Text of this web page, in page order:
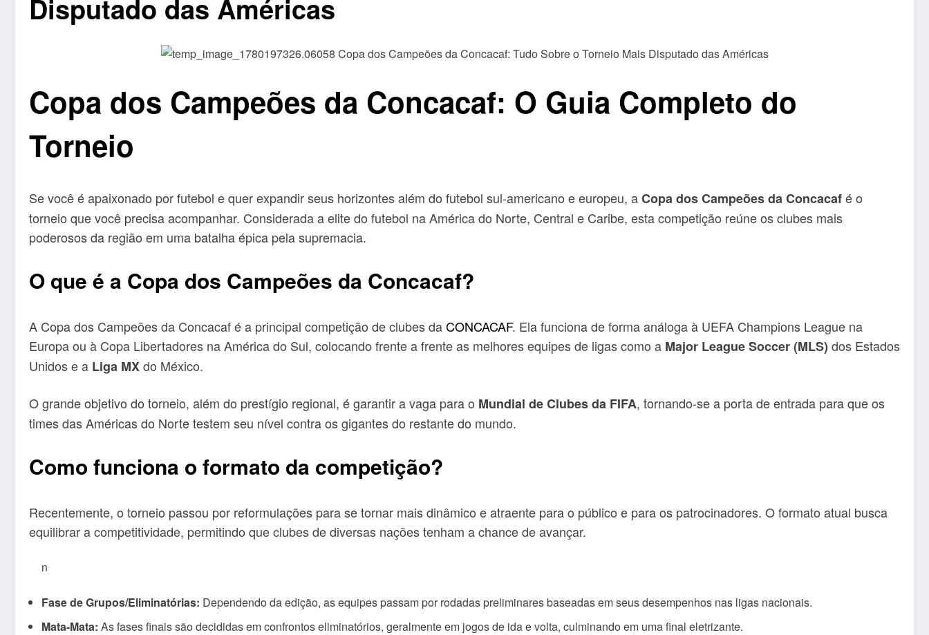
Disputado das Américas
Copa dos Campeões da Concacaf: O Guia Completo do
Torneio
Se você é apaixonado por futebol e quer expandir seus horizontes além do futebol sul-americano e europeu, aCopa dos Campeões da Concacafé o
torneio que você precisa acompanhar. Considerada a elite do futebol na América do Norte, Central e Caribe, esta competição reúne os clubes mais
poderosos da região em uma batalha épica pela supremacia.
O que é a Copa dos Campeões da Concacaf?
A Copa dos Campeões da Concacaf é a principal competição de clubes daCONCACAF. Ela funciona de forma análoga à UEFA Champions League na
Europa ou à Copa Libertadores na América do Sul, colocando frente a frente as melhores equipes de ligas como a Major League Soccer (MLS) dos Estados
Unidos e a Liga MXdo México.
O grande objetivo do torneio, além do prestígio regional, é garantir a vaga para o Mundial de Clubes da FIFA, tornando-se a porta de entrada para que os
times das Américas do Norte testem seu nível contra os gigantes do restante do mundo.
Como funciona o formato da competição?
Recentemente, o torneio passou por reformulações para se tornar mais dinâmico e atraente para o público e para os patrocinadores. O formato atual busca
equilibrar a competitividade, permitindo que clubes de diversas nações tenham a chance de avançar.
n
Fase de Grupos/Eliminatórias: Dependendo da edição, as equipes passam por rodadas preliminares baseadas em seus desempenhos nas ligas nacionais.
Mata-Mata: As fases finais são decididas em confrontos eliminatórios, geralmente em jogos de ida e volta, culminando em uma final eletrizante.